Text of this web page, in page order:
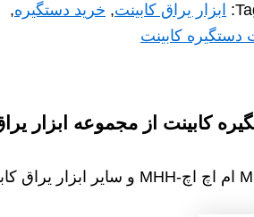
ابزار یراق کابینت, خرید دستگیره,
دستگیره کابینت
کابینت از مجموعه ابزار